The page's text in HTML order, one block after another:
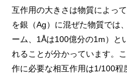
互作用の大きさは物質によっ
を銀（Ag）に混ぜた物質では
ーム、1Åは100億分の1m）と
れることが分かっています。
作に必要な相互作用は1/100程